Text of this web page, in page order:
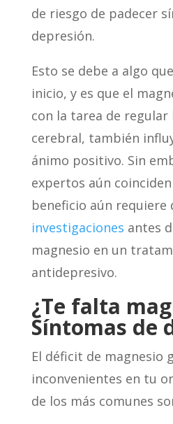
de riesgo de padecer
depresión.
Esto se debe a algo
inicio, y es que el
con la tarea de regular
cerebral, también
ánimo positivo. Sin
expertos aún
beneficio aún requiere
investigaciones antes
magnesio en un
antidepresivo.
¿Te falta
Síntomas de
El déficit de magnesio
inconvenientes en tu
de los más comunes